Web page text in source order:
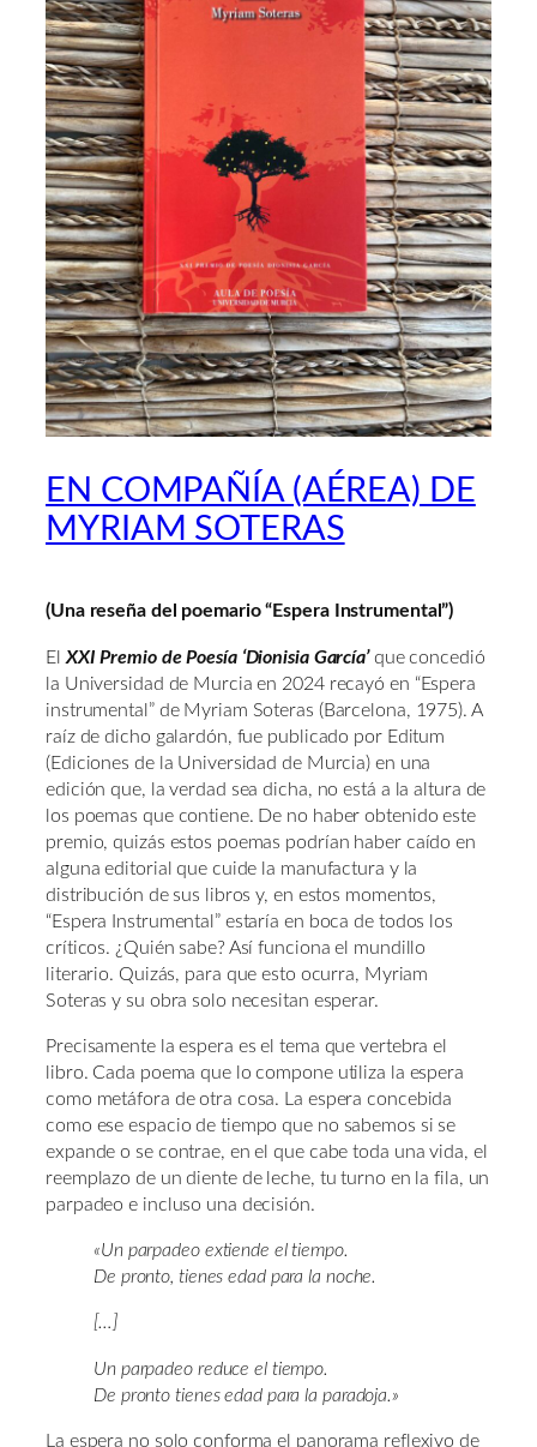
EN COMPAÑÍA (AÉREA) DE
MYRIAM SOTERAS
(Una reseña del poemario “Espera Instrumental”)
El XXI Premio de Poesía ‘Dionisia García’que concedió
la Universidad de Murcia en 2024 recayó en “Espera
instrumental” de Myriam Soteras (Barcelona, 1975). A
raíz de dicho galardón, fue publicado por Editum
(Ediciones de la Universidad de Murcia) en una
edición que, la verdad sea dicha, no está a la altura de
los poemas que contiene. De no haber obtenido este
premio, quizás estos poemas podrían haber caído en
alguna editorial que cuide la manufactura y la
distribución de sus libros y, en estos momentos,
“Espera Instrumental” estaría en boca de todos los
críticos. ¿Quién sabe? Así funciona el mundillo
literario. Quizás, para que esto ocurra, Myriam
Soteras y su obra solo necesitan esperar.
Precisamente la espera es el tema que vertebra el
libro. Cada poema que lo compone utiliza la espera
como metáfora de otra cosa. La espera concebida
como ese espacio de tiempo que no sabemos si se
expande o se contrae, en el que cabe toda una vida, el
reemplazo de un diente de leche, tu turno en la fila, un
parpadeo e incluso una decisión.
«Un parpadeo extiende el tiempo.
De pronto, tienes edad para la noche.
[…]
Un parpadeo reduce el tiempo.
De pronto tienes edad para la paradoja.»
La espera no solo conforma el panorama reflexivo de